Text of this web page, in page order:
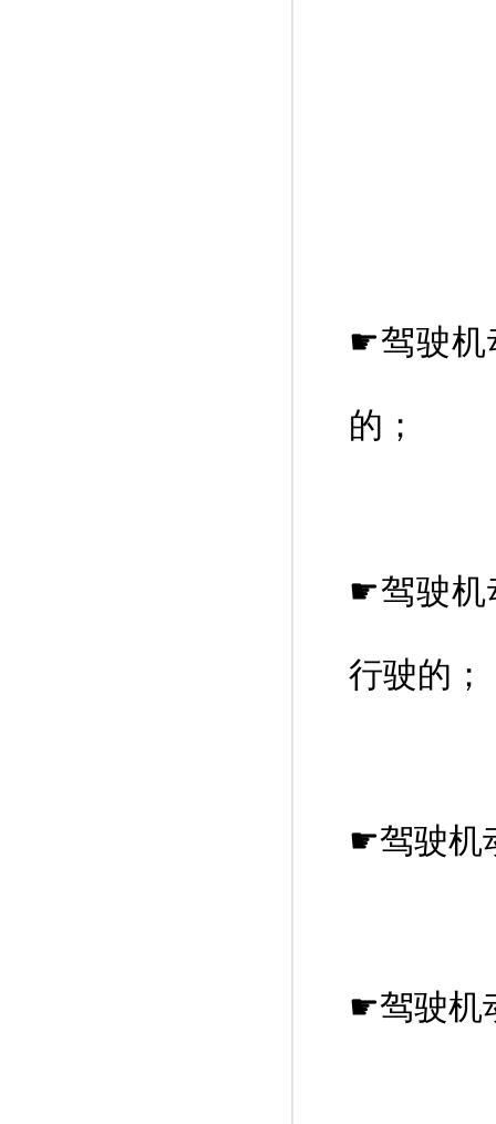
☛驾驶机
的；
☛驾驶机
行驶的；
☛驾驶机
☛驾驶机